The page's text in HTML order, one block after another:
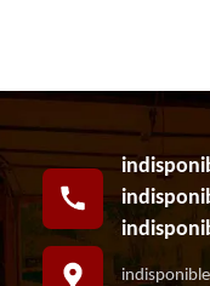
indisponible